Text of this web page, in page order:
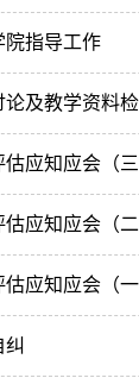
院指导工作
及教学资料